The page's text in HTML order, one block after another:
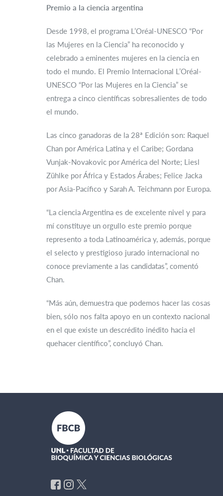
Premio a la ciencia argentina
Desde 1998, el programa L’Oréal-UNESCO “Por
las Mujeres en la Ciencia” ha reconocido y
celebrado a eminentes mujeres en la ciencia en
todo el mundo. El Premio Internacional L’Oréal-
UNESCO “Por las Mujeres en la Ciencia” se
entrega a cinco científicas sobresalientes de todo
el mundo.
Las cinco ganadoras de la 28ª Edición son: Raquel
Chan por América Latina y el Caribe; Gordana
Vunjak-Novakovic por América del Norte; Liesl
Zühlke por África y Estados Árabes; Felice Jacka
por Asia-Pacífico y Sarah A. Teichmann por Europa.
“La ciencia Argentina es de excelente nivel y para
mí constituye un orgullo este premio porque
represento a toda Latinoamérica y, además, porque
el selecto y prestigioso jurado internacional no
conoce previamente a las candidatas”, comentó
Chan.
“Más aún, demuestra que podemos hacer las cosas
bien, sólo nos falta apoyo en un contexto nacional
en el que existe un descrédito inédito hacia el
quehacer científico”, concluyó Chan.